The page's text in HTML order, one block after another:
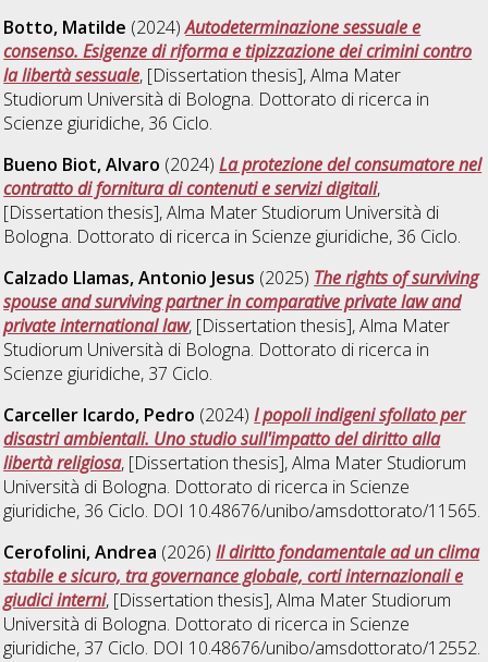
Botto, Matilde (2024)Autodeterminazione sessuale e
consenso. Esigenze di riforma e tipizzazione dei crimini contro
la libertà sessuale, [Dissertation thesis], Alma Mater
Studiorum Università di Bologna. Dottorato di ricerca in
Scienze giuridiche, 36 Ciclo.
Bueno Biot, Alvaro (2024)La protezione del consumatore nel
contratto di fornitura di contenuti e servizi digitali,
[Dissertation thesis], Alma Mater Studiorum Università di
Bologna. Dottorato di ricerca in Scienze giuridiche, 36 Ciclo.
Calzado Llamas, Antonio Jesus (2025) The rights of surviving
spouse and surviving partner in comparative private law and
private international law, [Dissertation thesis], Alma Mater
Studiorum Università di Bologna. Dottorato di ricerca in
Scienze giuridiche, 37 Ciclo.
Carceller Icardo, Pedro (2024)I popoli indigeni sfollato per
disastri ambientali. Uno studio sull'impatto del diritto alla
libertà religiosa, [Dissertation thesis], Alma Mater Studiorum
Università di Bologna. Dottorato di ricerca in Scienze
giuridiche, 36 Ciclo. DOI 10.48676/unibo/amsdottorato/11565.
Cerofolini, Andrea (2026)Il diritto fondamentale ad un clima
stabile e sicuro, tra governance globale, corti internazionali e
giudici interni, [Dissertation thesis], Alma Mater Studiorum
Università di Bologna. Dottorato di ricerca in Scienze
giuridiche, 37 Ciclo. DOI 10.48676/unibo/amsdottorato/12552.